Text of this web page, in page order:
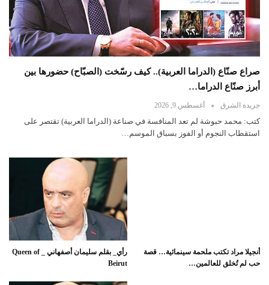
صراع صنّاع (الدراما العربية).. كيف رسّخت (الصبّاح) حضورها بين
أبرز صنّاع الدراما…
جريدة الشرق أغسطس 9, 2026
كتب: محمد حبوشة لم تعد المنافسة في صناعة (الدراما العربية) تقتصر على
استقطاب النجوم أو الفوز بسباق الموسم…
أنجيلا مراد تكتب ملحمة سينمائية… قصة
حب لم تُخلق للعالمين…
رأي_ بقلم سليمان أصفهاني _ Queen of
Beirut